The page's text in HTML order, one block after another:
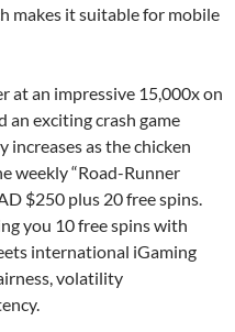
makes it suitable for mobile
at an impressive 15,000x on
an exciting crash game
as the chicken
weekly “Road-Runner
$250 plus 20 free spins.
you 10 free spins with
international iGaming
volatility